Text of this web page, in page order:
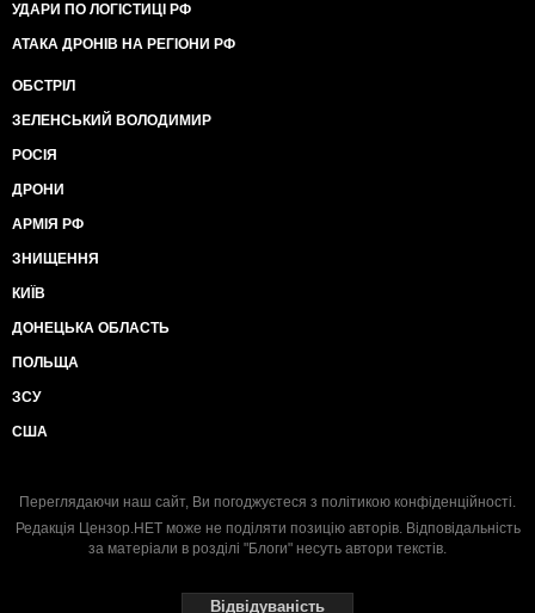
УДАРИ ПО ЛОГІСТИЦІ РФ
АТАКА ДРОНІВ НА РЕГІОНИ РФ
ОБСТРІЛ
ЗЕЛЕНСЬКИЙ ВОЛОДИМИР
РОСІЯ
ДРОНИ
АРМІЯ РФ
ЗНИЩЕННЯ
КИЇВ
ДОНЕЦЬКА ОБЛАСТЬ
ПОЛЬЩА
ЗСУ
США
Переглядаючи наш сайт, Ви погоджуєтеся з політикою конфіденційності.
Редакція Цензор.НЕТ може не поділяти позицію авторів. Відповідальність
за матеріали в розділі "Блоги" несуть автори текстів.
Відвідуваність